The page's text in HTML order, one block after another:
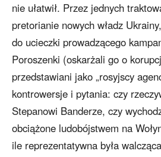
nie ułatwił. Przez jednych
pretorianie nowych władz
do ucieczki prowadzącego
Poroszenki (oskarżali go o
przedstawiani jako „rosyjscy
kontrowersje i pytania: czy
Stepanowi Banderze, czy
obciążone ludobójstwem na
ile reprezentatywna była